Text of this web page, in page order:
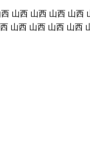
山西 山西 山西 山西
山西 山西 山西 山西